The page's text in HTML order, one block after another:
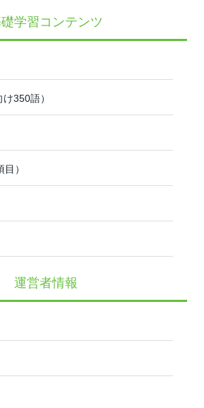
学習コンテンツ
350語）
）
運営者情報